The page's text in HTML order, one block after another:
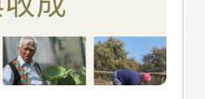
他食物時會拿來充當糧
通常在食物匱乏時才會被
乾後，它的顏色白淨，比